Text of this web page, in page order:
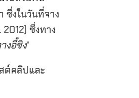
ซึ่งในวันที่จาง
ซึ่งทาง
งอี้ชิง”
ต์คลิปและ